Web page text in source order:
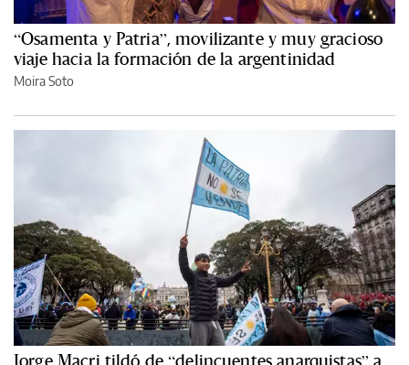
“Osamenta y Patria”, movilizante y muy gracioso
viaje hacia la formación de la argentinidad
Moira Soto
Jorge Macri tildó de “delincuentes anarquistas” a